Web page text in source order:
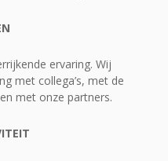
ervaring. Wij
met collega’s, met de
met onze partners.